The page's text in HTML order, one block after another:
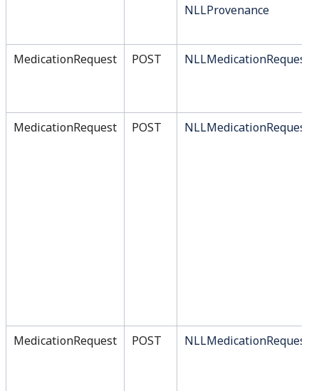
NLLProvenance
MedicationRequest POST NLLMedicationRequest
MedicationRequest POST NLLMedicationRequest
MedicationRequest POST NLLMedicationRequest